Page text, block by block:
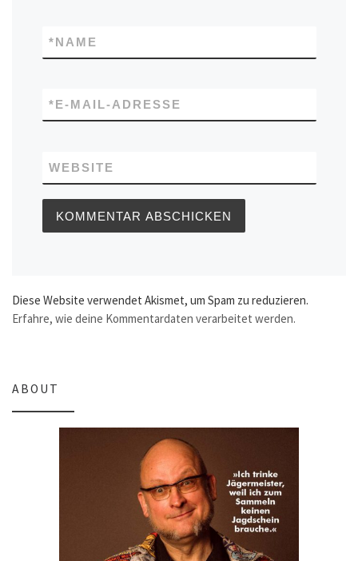
NAME
*
E-MAIL-ADRESSE
*
WEBSITE
Diese Website verwendet Akismet, um Spam zu reduzieren.
Erfahre, wie deine Kommentardaten verarbeitet werden.
ABOUT